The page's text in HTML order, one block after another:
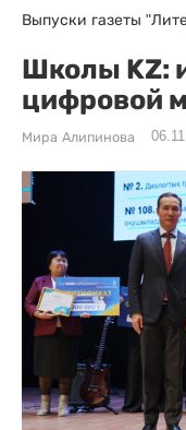
Выпуски газеты
Школы KZ:
цифровой
Мира Алипинова